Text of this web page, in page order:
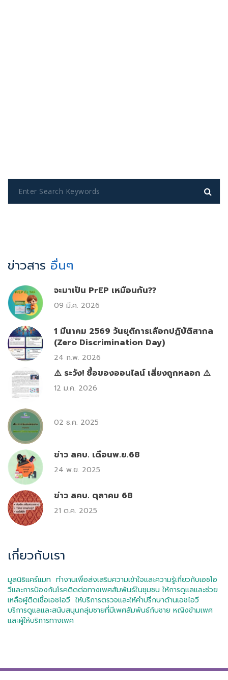
ข่าวสาร อื่นๆ
จะมาเป็น PrEP เหมือนกัน??
09 มี.ค. 2026
1 มีนาคม 2569 วันยุติการเลือกปฏิบัติสากล
(Zero Discrimination Day)
24 ก.พ. 2026
⚠️ ระวัง! ซื้อของออนไลน์ เสี่ยงถูกหลอก ⚠️
12 ม.ค. 2026
02 ธ.ค. 2025
ข่าว สคบ. เดือนพ.ย.68
24 พ.ย. 2025
ข่าว สคบ. ตุลาคม 68
21 ต.ค. 2025
เกี่ยวกับเรา
มูลนิธิแคร์แมท ทำงานเพื่อส่งเสริมความเข้าใจและความรู้เกี่ยวกับเอชไอ
วีและการป้องกันโรคติดต่อทางเพศสัมพันธ์ในชุมชน ให้การดูแลและช่วย
เหลือผู้ติดเชื้อเอชไอวี ให้บริการตรวจและให้คำปรึกษาด้านเอชไอวี
บริการดูแลและสนับสนุนกลุ่มชายที่มีเพศสัมพันธ์กับชาย หญิงข้ามเพศ
และผู้ให้บริการทางเพศ